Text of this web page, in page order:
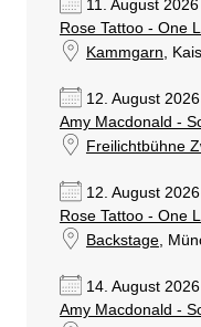
11. August 2026
Rose Tattoo - One
Kammgarn ,
12. August 2026
Amy Macdonald -
Freilichtbühne
12. August 2026
Rose Tattoo - One
Backstage,
14. August 2026
Amy Macdonald -